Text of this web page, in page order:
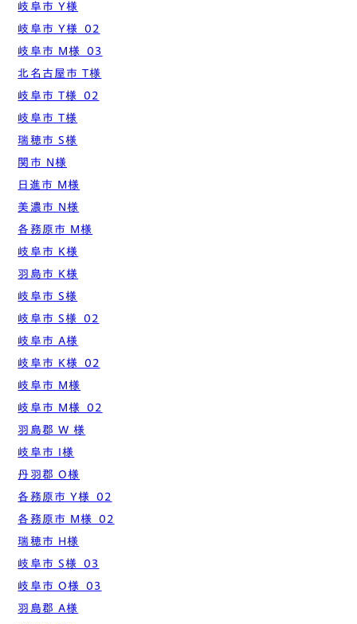
岐阜市 Y様
岐阜市 Y様_02
岐阜市 M様_03
北名古屋市 T様
岐阜市 T様_02
岐阜市 T様
瑞穂市 S様
関市 N様
日進市 M様
美濃市 N様
各務原市 M様
岐阜市 K様
羽島市 K様
岐阜市 S様
岐阜市 S様_02
岐阜市 A様
岐阜市 K様_02
岐阜市 M様
岐阜市 M様_02
羽島郡 W 様
岐阜市 I様
丹羽郡 O様
各務原市 Y様_02
各務原市 M様_02
瑞穂市 H様
岐阜市 S様_03
岐阜市 O様_03
羽島郡 A様